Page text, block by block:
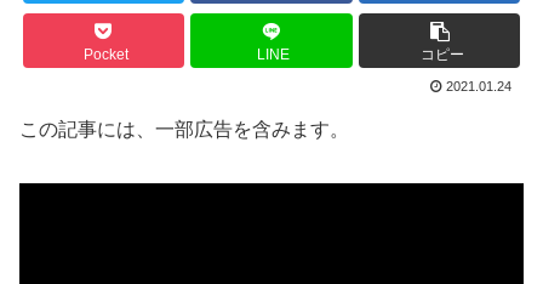
Pocket LINE コピー
2021.01.24
この記事には、一部広告を含みます。